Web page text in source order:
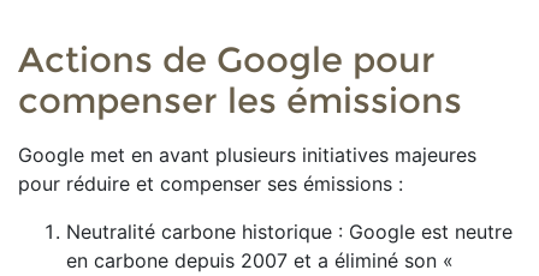
Actions de Google pour
compenser les émissions
Google met en avant plusieurs initiatives majeures
pour réduire et compenser ses émissions :
Neutralité carbone historique : Google est neutre
en carbone depuis 2007 et a éliminé son «